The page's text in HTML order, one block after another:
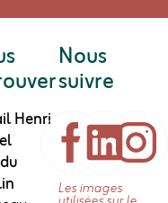
Henri
Nous
suivre
Les images